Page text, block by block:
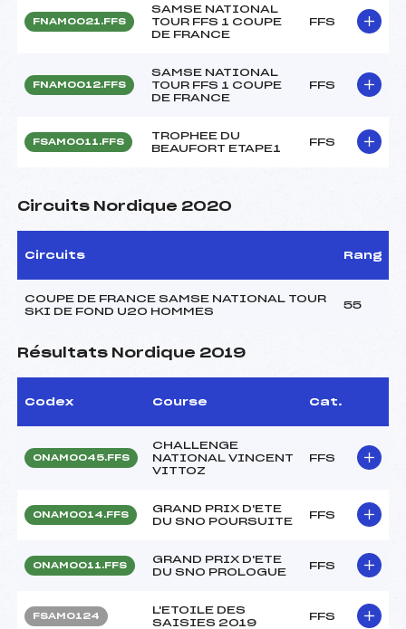
FNAM0021.FFS
SAMSE NATIONAL
TOUR FFS 1 COUPE
DE FRANCE
FFS
FNAM0012.FFS
SAMSE NATIONAL
TOUR FFS 1 COUPE
DE FRANCE
FFS
FSAM0011.FFS
TROPHEE DU
BEAUFORT ETAPE1
FFS
Circuits Nordique 2020
Circuits Rang
COUPE DE FRANCE SAMSE NATIONAL TOUR
SKI DE FOND U20 HOMMES
55
Résultats Nordique 2019
Codex Course Cat.
ONAM0045.FFS
CHALLENGE
NATIONAL VINCENT
VITTOZ
FFS
ONAM0014.FFS
GRAND PRIX D'ETE
DU SNO POURSUITE
FFS
ONAM0011.FFS
GRAND PRIX D'ETE
DU SNO PROLOGUE
FFS
FSAM0124
L'ETOILE DES
SAISIES 2019
FFS